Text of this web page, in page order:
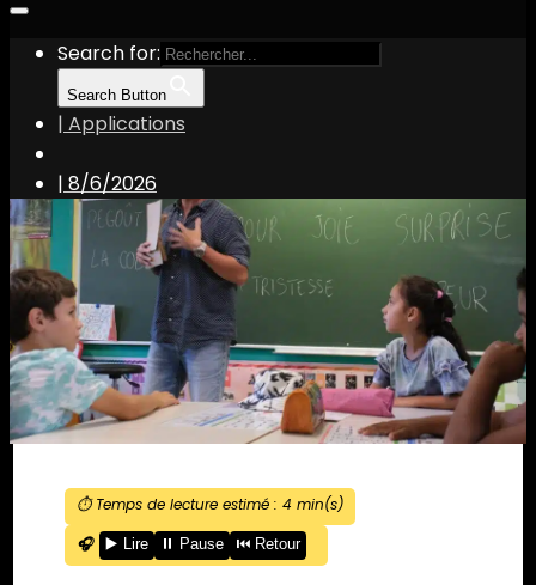
Search for:
Search Button
| Applications
| 8/6/2026
⏱️ Temps de lecture estimé : 4 min(s)
🎧
▶️ Lire ⏸️ Pause ⏮️ Retour